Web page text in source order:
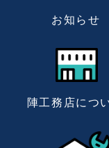
お知らせ
陣工務店につ